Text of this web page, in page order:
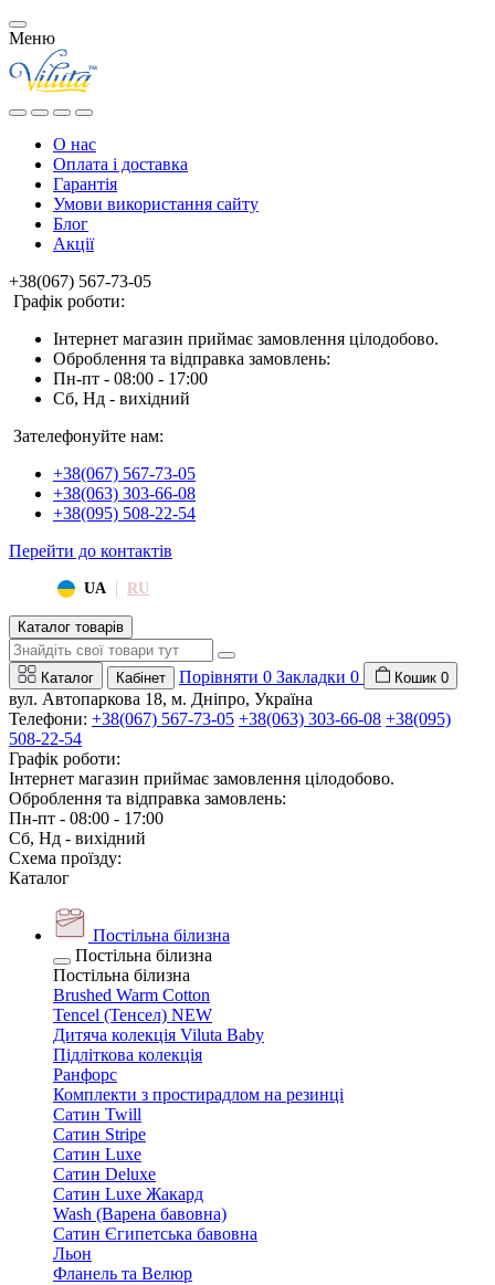
Меню
О нас
Оплата і доставка
Гарантія
Умови використання сайту
Блог
Акції
+38(067) 567-73-05
Графік роботи:
Інтернет магазин приймає замовлення цілодобово.
Оброблення та відправка замовлень:
Пн-пт - 08:00 - 17:00
Сб, Нд - вихідний
Зателефонуйте нам:
+38(067) 567-73-05
+38(063) 303-66-08
+38(095) 508-22-54
Перейти до контактів
UA | RU
Каталог товарів
Каталог Кабінет Порівняти 0 Закладки 0 Кошик 0
вул. Автопаркова 18, м. Дніпро, Україна
Телефони: +38(067) 567-73-05 +38(063) 303-66-08 +38(095)
508-22-54
Графік роботи:
Інтернет магазин приймає замовлення цілодобово.
Оброблення та відправка замовлень:
Пн-пт - 08:00 - 17:00
Сб, Нд - вихідний
Схема проїзду:
Каталог
Постільна білизна
Постільна білизна
Постільна білизна
Brushed Warm Cotton
Tencel (Тенсел) NEW
Дитяча колекція Viluta Baby
Підліткова колекція
Ранфорс
Комплекти з простирадлом на резинці
Сатин Twill
Сатин Stripe
Сатин Luxe
Сатин Deluxe
Сатин Luxe Жакард
Wash (Варена бавовна)
Сатин Єгипетська бавовна
Льон
Фланель та Велюр